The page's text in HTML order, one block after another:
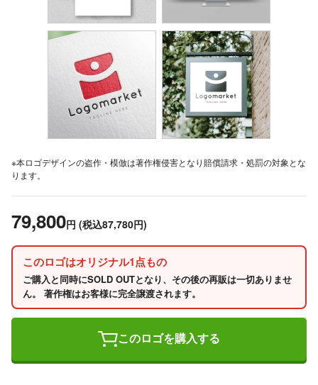
※本ロゴデザインの盗作・模倣は著作権侵害となり賠償請求・処罰の対象とな
ります。
79,800円 (税込87,780円)
このロゴはオリジナル1点もの
ご購入と同時にSOLD OUTとなり、その後の再販は一切ありませ
ん。 著作権はお客様に完全譲渡されます。
このロゴを購入する